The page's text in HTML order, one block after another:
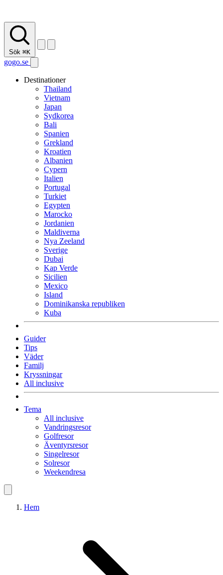
Sök ⌘K
gogo.se
Destinationer
Thailand
Vietnam
Japan
Sydkorea
Bali
Spanien
Grekland
Kroatien
Albanien
Cypern
Italien
Portugal
Turkiet
Egypten
Marocko
Jordanien
Maldiverna
Nya Zeeland
Sverige
Dubai
Kap Verde
Sicilien
Mexico
Island
Dominikanska republiken
Kuba
Guider
Tips
Väder
Familj
Kryssningar
All inclusive
Tema
All inclusive
Vandringsresor
Golfresor
Äventyrsresor
Singelresor
Solresor
Weekendresa
Hem